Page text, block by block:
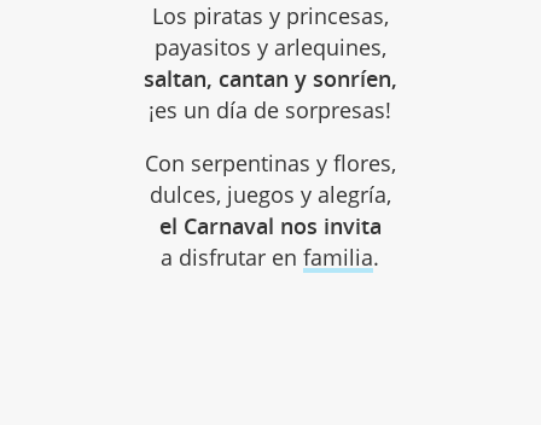
Los piratas y princesas,
payasitos y arlequines,
saltan, cantan y sonríen,
¡es un día de sorpresas!
Con serpentinas y flores,
dulces, juegos y alegría,
el Carnaval nos invita
a disfrutar enfamilia.